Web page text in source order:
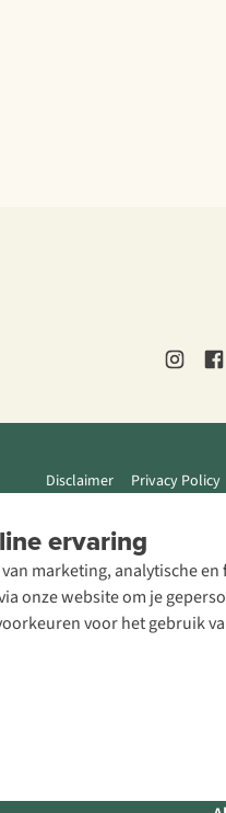
ervaring
marketing, analytische
onze website om je
voor het gebruik
Disclaimer Privacy Policy